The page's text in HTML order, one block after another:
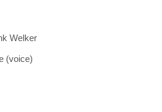
Welker
(voice)